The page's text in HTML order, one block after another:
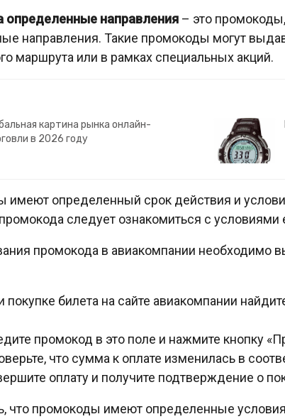
направления – это
направления. Такие промокоды могут
маршрута или в рамках специальных акций.
картина рынка онлайн-
в 2026 году
имеют определенный срок действия и
следует ознакомиться с условиями
промокода в авиакомпании необходимо
покупке билета на сайте авиакомпании
промокод в это поле и нажмите кнопку
что сумма к оплате изменилась в
оплату и получите подтверждение о
что промокоды имеют определенные условия